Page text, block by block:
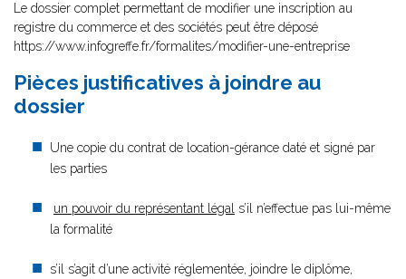
Le dossier complet permettant de modifier une inscription au
registre du commerce et des sociétés peut être déposé
https://www.infogreffe.fr/formalites/modifier-une-entreprise
Pièces justificatives à joindre au
dossier
Une copie du contrat de location-gérance daté et signé par
les parties
un pouvoir du représentant légal s’il n’effectue pas lui-même
la formalité
s’il s’agit d’une activité réglementée, joindre le diplôme,